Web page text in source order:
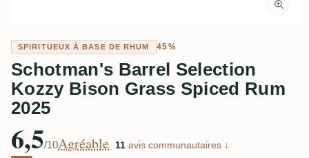
SPIRITUEUX À BASE DE RHUM 45%
Schotman's Barrel Selection
Kozzy Bison Grass Spiced Rum
2025
6,5/10Agréable · 11 avis communautaires ↓